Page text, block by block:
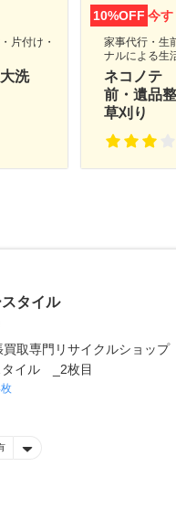
片付け・
洗
10%OFF 今す
家事代行・生
ナルによる生
ネコノテ
前・遺品
草刈り
スタイル